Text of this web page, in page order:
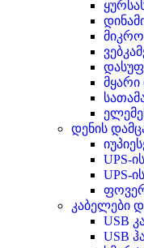
მყარი
დენის
UPS-
UPS-
კაბელები
USB
USB